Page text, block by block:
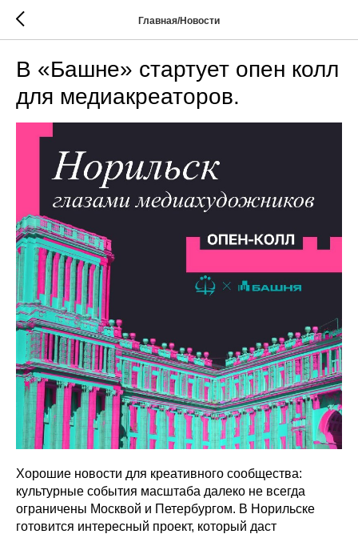
Главная/Новости
В «Башне» стартует опен колл
для медиакреаторов.
Хорошие новости для креативного сообщества:
культурные события масштаба далеко не всегда
ограничены Москвой и Петербургом. В Норильске
готовится интересный проект, который даст